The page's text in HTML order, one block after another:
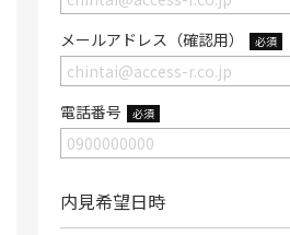
メールアドレス（確認用） 必須
電話番号 必須
内見希望日時